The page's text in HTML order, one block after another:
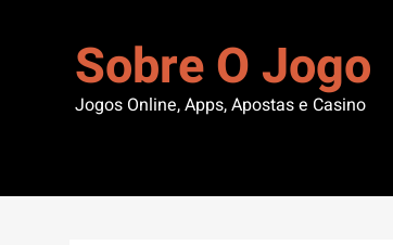
Sobre O Jogo
Jogos Online, Apps, Apostas e Casino